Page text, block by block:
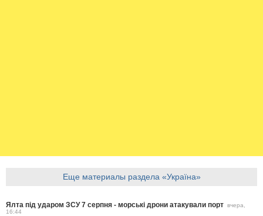
Еще материалы раздела «Україна»
Ялта під ударом ЗСУ 7 серпня - морські дрони атакували порт вчера,
16:44